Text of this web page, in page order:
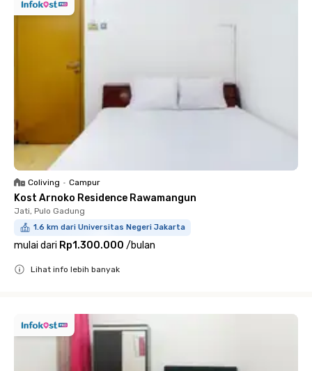
Coliving • Campur
Kost Arnoko Residence Rawamangun
Jati, Pulo Gadung
1.6 km dari Universitas Negeri Jakarta
mulai dari Rp1.300.000 /bulan
Lihat info lebih banyak